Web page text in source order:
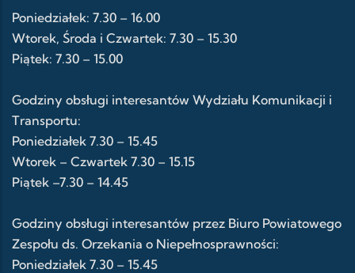
Poniedziałek: 7.30 – 16.00
Wtorek, Środa i Czwartek: 7.30 – 15.30
Piątek: 7.30 – 15.00
Godziny obsługi interesantów Wydziału Komunikacji i
Transportu:
Poniedziałek 7.30 – 15.45
Wtorek – Czwartek 7.30 – 15.15
Piątek –7.30 – 14.45
Godziny obsługi interesantów przez Biuro Powiatowego
Zespołu ds. Orzekania o Niepełnosprawności:
Poniedziałek 7.30 – 15.45